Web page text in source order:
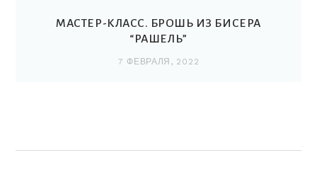
МАСТЕР-КЛАСС. БРОШЬ ИЗ БИСЕРА
“РАШЕЛЬ”
7 ФЕВРАЛЯ, 2022